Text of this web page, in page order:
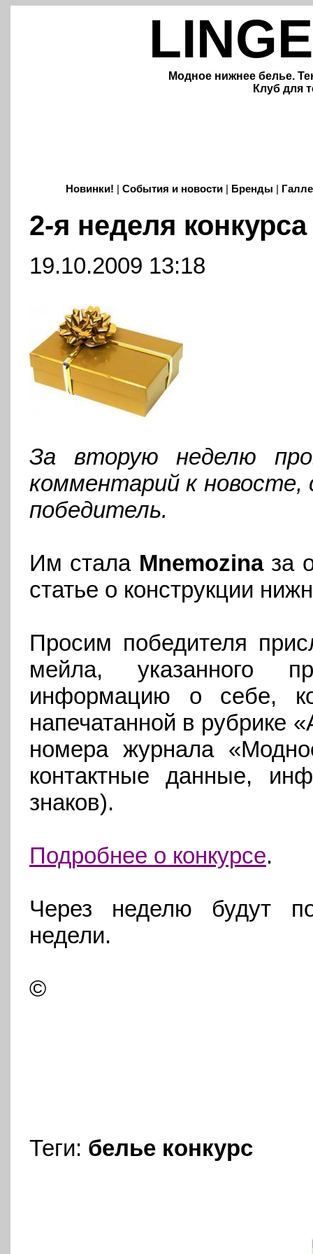
Модное нижнее белье.
Клуб для
Новинки! События и новости| Бренды
2-я неделя конкурса
19.10.2009 13:18
За вторую неделю
комментарий к
победитель.
Им стала Mnemozinaза
статье о конструкции
Просим победителя
мейла, указанного
информацию о себе,
напечатанной в рубрике
номера журнала
контактные данные,
знаков).
Подробнее о конкурсе.
Через неделю будут
недели.
©
Теги: белье конкурс